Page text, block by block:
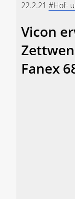
22.2.21 #Hof-
Vicon
Fanex